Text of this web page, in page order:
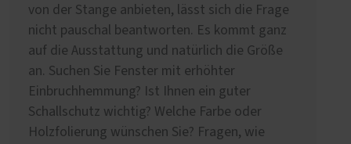
von der Stange anbieten, lässt sich die Frage
nicht pauschal beantworten. Es kommt ganz
auf die Ausstattung und natürlich die Größe
an. Suchen Sie Fenster mit erhöhter
Einbruchhemmung? Ist Ihnen ein guter
Schallschutz wichtig? Welche Farbe oder
Holzfolierung wünschen Sie? Fragen, wie